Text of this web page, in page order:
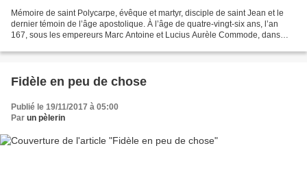
Mémoire de saint Polycarpe, évêque et martyr, disciple de saint Jean et le
dernier témoin de l’âge apostolique. À l’âge de quatre-vingt-six ans, l’an
167, sous les empereurs Marc Antoine et Lucius Aurèle Commode, dans
Fidèle en peu de chose
Publié le 19/11/2017 à 05:00
Par un pèlerin